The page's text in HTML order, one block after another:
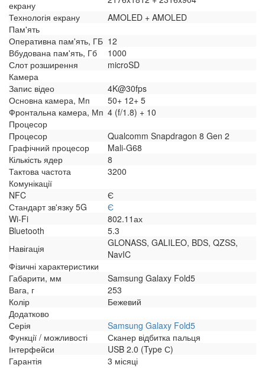
екрану
Технологія екрану
AMOLED + AMOLED
Пам'ять
Оперативна пам'ять, ГБ 12
Вбудована пам'ять, Гб
1000
Слот розширення
microSD
Камера
Запис відео
4K@30fps
Основна камера, Мп
50+ 12+ 5
Фронтальна камера, Мп 4 (f/1.8) + 10
Процесор
Процесор
Qualcomm Snapdragon 8 Gen 2
Графічний процесор
Mali-G68
Кількість ядер
8
Тактова частота
3200
Комунікації
NFC
Є
Стандарт зв'язку 5G
Є
Wi-Fi
802.11ах
Bluetooth
5.3
Навігація
GLONASS, GALILEO, BDS, QZSS,
NavIC
Фізичні характеристики
Габарити, мм
Samsung Galaxy Fold5
Вага, г
253
Колір
Бежевий
Додатково
Серія
Samsung Galaxy Fold5
Функції / можливості
Сканер відбитка пальця
Інтерфейси
USB 2.0 (Type С)
Гарантія
3 місяці